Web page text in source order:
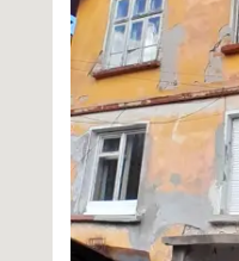
за да разгледате повече
Продължи с Facebook